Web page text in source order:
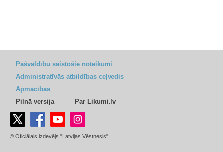
Pašvaldību saistošie noteikumi
Administratīvās atbildības ceļvedis
Apmācības
Pilnā versija
Par Likumi.lv
© Oficiālais izdevējs "Latvijas Vēstnesis"